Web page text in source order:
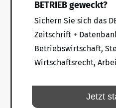
BETRIEB geweckt?
Sichern Sie sich das
Zeitschrift +
Betriebswirtschaft,
Wirtschaftsrecht,
Jetzt